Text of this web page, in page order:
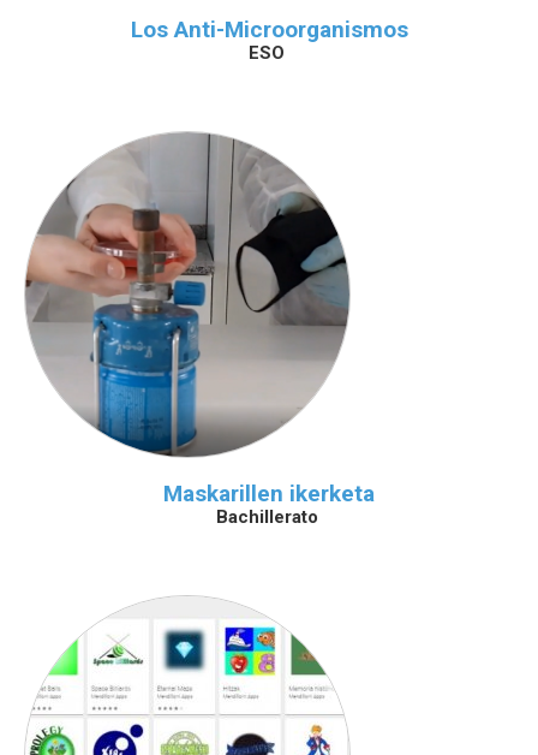
Los Anti-Microorganismos
ESO
Maskarillen ikerketa
Bachillerato